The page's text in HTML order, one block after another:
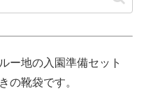
ー地の入園準備セット
の靴袋です。